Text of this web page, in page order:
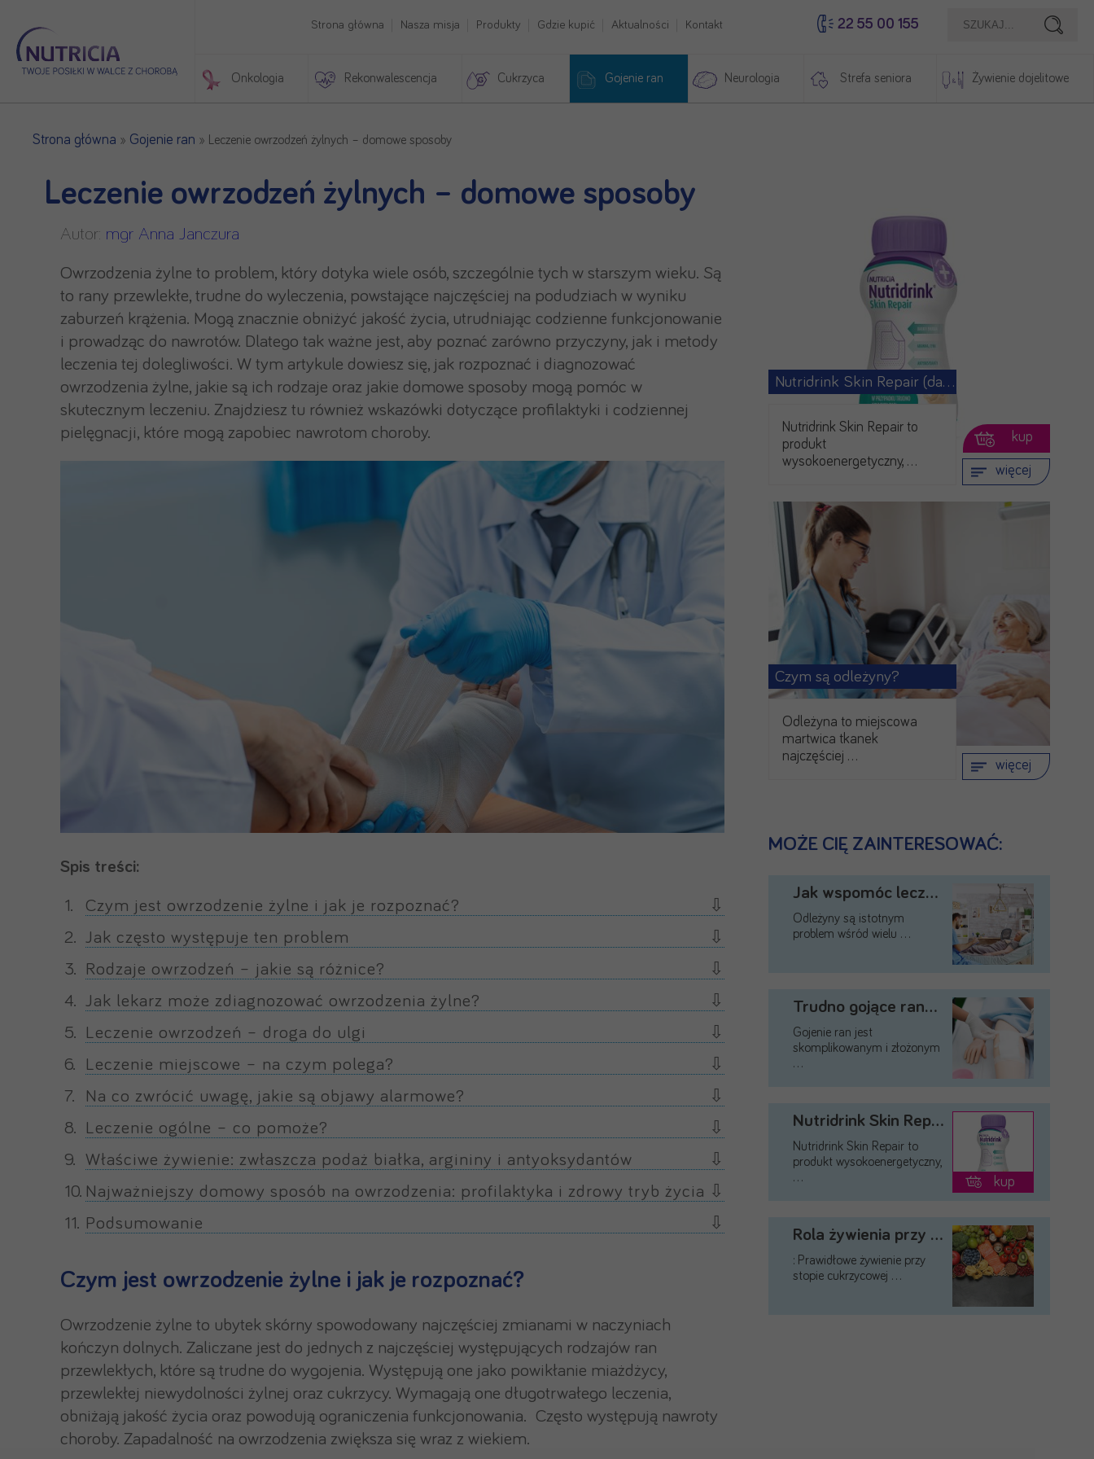
Strona główna Nasza misja Produkty Gdzie kupić Aktualności Kontakt 22 55 00 155 Szukaj
Onkologia Rekonwalescencja Cukrzyca Gojenie ran Neurologia Strefa seniora Żywienie dojelitowe
Strona główna » Gojenie ran » Leczenie owrzodzeń żylnych – domowe sposoby
Leczenie owrzodzeń żylnych – domowe sposoby
Autor: mgr Anna Janczura
Owrzodzenia żylne to problem, który dotyka wiele osób, szczególnie tych w starszym wieku. Są
to rany przewlekłe, trudne do wyleczenia, powstające najczęściej na podudziach w wyniku
zaburzeń krążenia. Mogą znacznie obniżyć jakość życia, utrudniając codzienne funkcjonowanie
i prowadząc do nawrotów. Dlatego tak ważne jest, aby poznać zarówno przyczyny, jak i metody
leczenia tej dolegliwości. W tym artykule dowiesz się, jak rozpoznać i diagnozować
owrzodzenia żylne, jakie są ich rodzaje oraz jakie domowe sposoby mogą pomóc w
skutecznym leczeniu. Znajdziesz tu również wskazówki dotyczące profilaktyki i codziennej
pielęgnacji, które mogą zapobiec nawrotom choroby.
Spis treści:
Czym jest owrzodzenie żylne i jak je rozpoznać?
Jak często występuje ten problem
Rodzaje owrzodzeń – jakie są różnice?
Jak lekarz może zdiagnozować owrzodzenia żylne?
Leczenie owrzodzeń – droga do ulgi
Leczenie miejscowe – na czym polega?
Na co zwrócić uwagę, jakie są objawy alarmowe?
Leczenie ogólne – co pomoże?
Właściwe żywienie: zwłaszcza podaż białka, argininy i antyoksydantów
Najważniejszy domowy sposób na owrzodzenia: profilaktyka i zdrowy tryb życia
Podsumowanie
Czym jest owrzodzenie żylne i jak je rozpoznać?
Owrzodzenie żylne to ubytek skórny spowodowany najczęściej zmianami w naczyniach
kończyn dolnych. Zaliczane jest do jednych z najczęściej występujących rodzajów ran
przewlekłych, które są trudne do wygojenia. Występują one jako powikłanie miażdżycy,
przewlekłej niewydolności żylnej oraz cukrzycy. Wymagają one długotrwałego leczenia,
obniżają jakość życia oraz powodują ograniczenia funkcjonowania. Często występują nawroty
choroby. Zapadalność na owrzodzenia zwiększa się wraz z wiekiem.
Nutridrink Skin Repair (dawniej …
Nutridrink Skin Repair to
produkt
wysokoenergetyczny, …
więcej
kup
Czym są odleżyny?
Odleżyna to miejscowa
martwica tkanek
najczęściej …
więcej
MOŻE CIĘ ZAINTERESOWAĆ:
Jak wspomóc leczenie odleżyn?
Odleżyny są istotnym
problem wśród wielu …
Trudno gojące rany – …
Gojenie ran jest
skomplikowanym i złożonym
…
Nutridrink Skin Repair (dawniej …
Nutridrink Skin Repair to
produkt wysokoenergetyczny,
…
kup
Rola żywienia przy stopie …
: Prawidłowe żywienie przy
stopie cukrzycowej …